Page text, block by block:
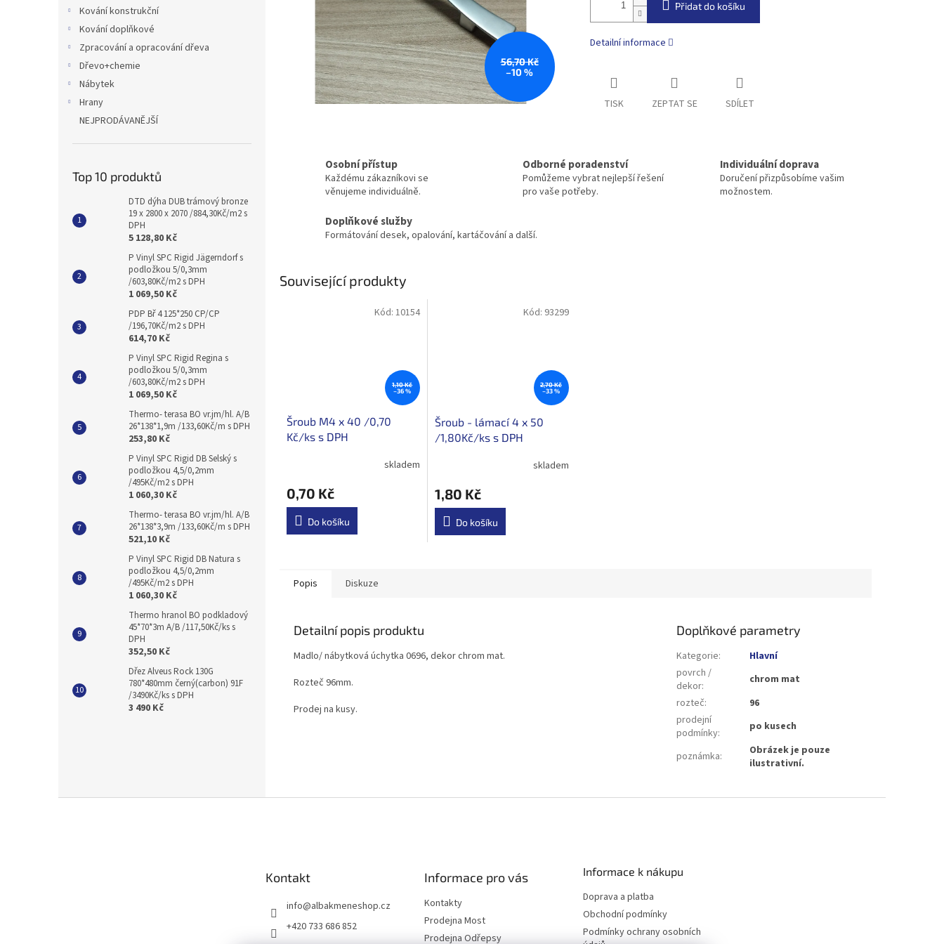
Kování konstrukční
Kování doplňkové
Zpracování a opracování dřeva
Dřevo+chemie
Nábytek
Hrany
NEJPRODÁVANĚJŠÍ
Top 10 produktů
DTD dýha DUB trámový bronze
19 x 2800 x 2070 /884,30Kč/m2 s
DPH
5 128,80 Kč
P Vinyl SPC Rigid Jägerndorf s
podložkou 5/0,3mm
/603,80Kč/m2 s DPH
1 069,50 Kč
PDP Bř 4 125*250 CP/CP
/196,70Kč/m2 s DPH
614,70 Kč
P Vinyl SPC Rigid Regina s
podložkou 5/0,3mm
/603,80Kč/m2 s DPH
1 069,50 Kč
Thermo- terasa BO vr.jm/hl. A/B
26*138*1,9m /133,60Kč/m s DPH
253,80 Kč
P Vinyl SPC Rigid DB Selský s
podložkou 4,5/0,2mm
/495Kč/m2 s DPH
1 060,30 Kč
Thermo- terasa BO vr.jm/hl. A/B
26*138*3,9m /133,60Kč/m s DPH
521,10 Kč
P Vinyl SPC Rigid DB Natura s
podložkou 4,5/0,2mm
/495Kč/m2 s DPH
1 060,30 Kč
Thermo hranol BO podkladový
45*70*3m A/B /117,50Kč/ks s
DPH
352,50 Kč
Dřez Alveus Rock 130G
780*480mm černý(carbon) 91F
/3490Kč/ks s DPH
3 490 Kč
56,70 Kč
–10 %
Přidat do košíku
Detailní informace
TISK ZEPTAT SE SDÍLET
Osobní přístup
Každému zákazníkovi se
věnujeme individuálně.
Odborné poradenství
Pomůžeme vybrat nejlepší řešení
pro vaše potřeby.
Individuální doprava
Doručení přizpůsobíme vašim
možnostem.
Doplňkové služby
Formátování desek, opalování, kartáčování a další.
Související produkty
1,10 Kč
–36 %
Šroub M4 x 40 /0,70
Kč/ks s DPH
skladem
0,70 Kč
Do košíku
Kód: 10154
2,70 Kč
–33 %
Šroub - lámací 4 x 50
/1,80Kč/ks s DPH
skladem
1,80 Kč
Do košíku
Kód: 93299
Popis Diskuze
Detailní popis produktu
Madlo/ nábytková úchytka 0696, dekor chrom mat.
Rozteč 96mm.
Prodej na kusy.
Doplňkové parametry
Kategorie:
Hlavní
povrch /
dekor:
chrom mat
rozteč:
96
prodejní
podmínky: po kusech
poznámka:
Obrázek je pouze
ilustrativní.
Kontakt
info@albakmeneshop.cz
+420 733 686 852
Informace pro vás
Kontakty
Prodejna Most
Prodejna Odřepsy
Informace k nákupu
Doprava a platba
Obchodní podmínky
Podmínky ochrany osobních